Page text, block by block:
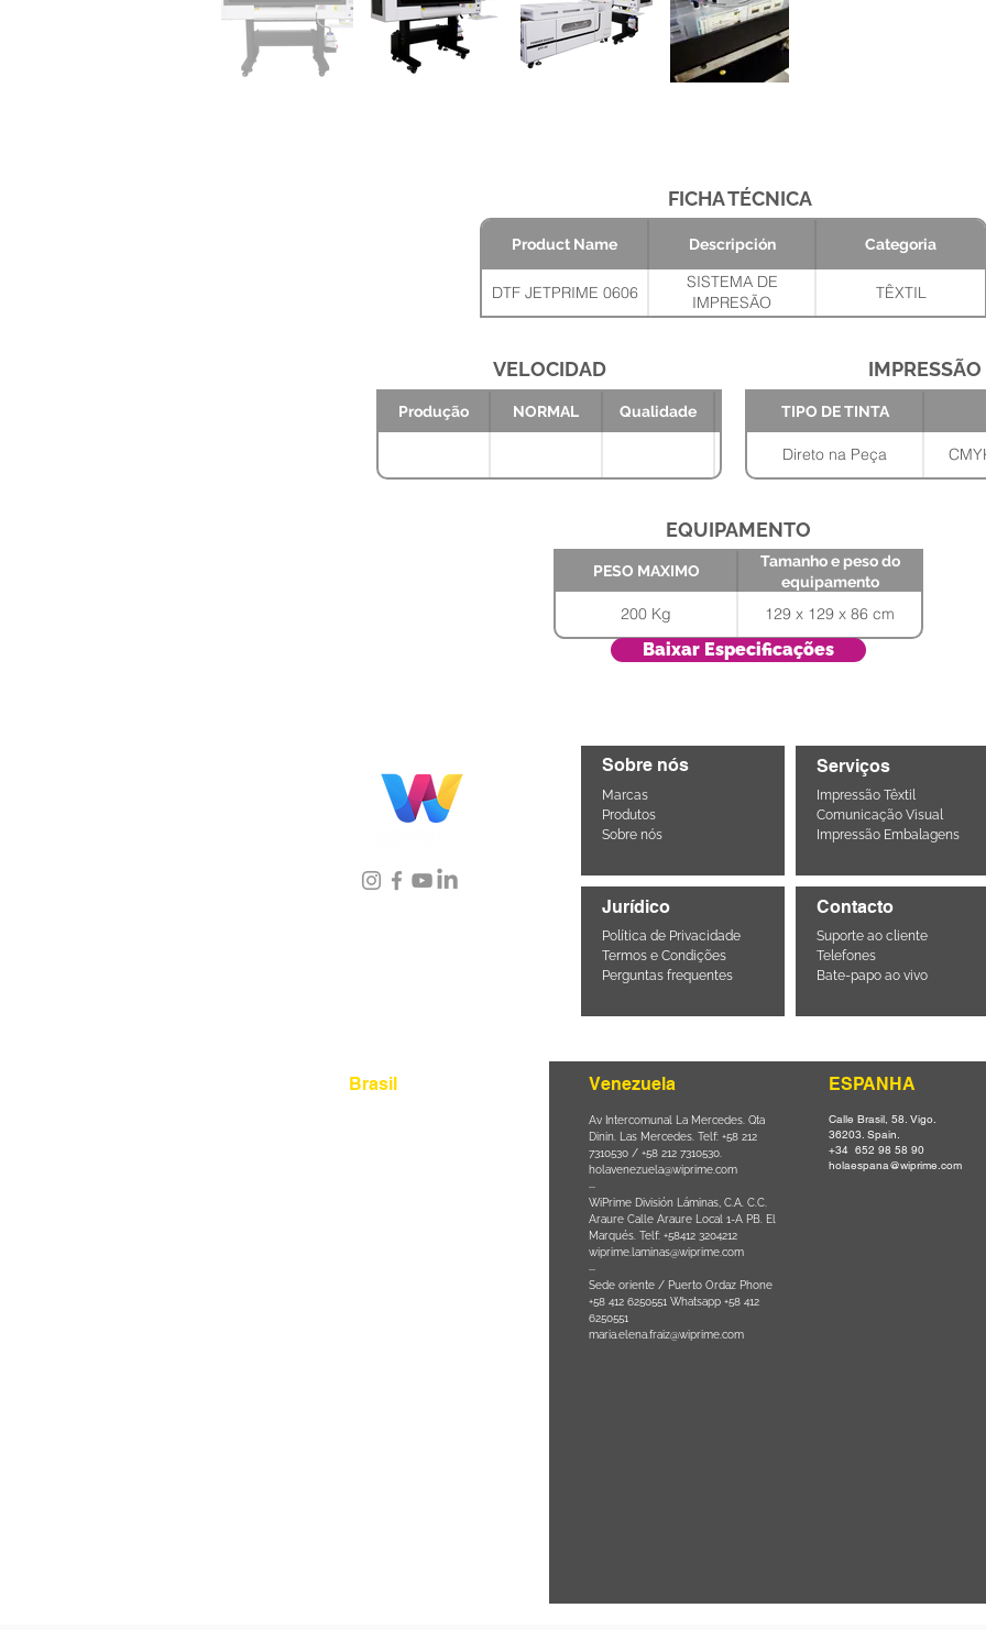
FICHA TÉCNICA
Product Name Descripción Categoria
DTF JETPRIME 0606
SISTEMA DE
IMPRESÃO
DTF(IMPRESSORA)-
TÊXTIL
VELOCIDAD
Produção NORMAL Qualidade
MAXIMO
Tamanho e
peso do
equipamento
200 Kg
129 x 129 x 86
cm
IMPRESSÃO
TIPO DE TINTA
Direto na Peça
EQUIPAMENTO
PESO MAXIMO
Tamanho e peso do
equipamento
200 Kg 129 x 129 x 86 cm
Baixar Especificações
Sobre nós
Marcas
Produtos
Sobre nós
Jurídico
Política de Privacidade
Termos e Condições
Perguntas frequentes
Serviços
Impressão Têxtil
Comunicação Visual
Impressão Embalagens
Contacto
Suporte ao cliente
Telefones
Bate-papo ao vivo
Brasil Venezuela
Av Intercomunal La Mercedes. Qta
Dinin. Las Mercedes. Telf: +58 212
7310530 / +58 212 7310530.
holavenezuela@wiprime.com
⏤
WiPrime División Láminas, C.A. C.C.
Araure Calle Araure Local 1-A PB. El
Marqués. Telf: +58412 3204212
wiprime.laminas@wiprime.com
⏤
Sede oriente / Puerto Ordaz Phone
+58 412 6250551 Whatsapp +58 412
6250551
maria.elena.fraiz@wiprime.com
ESPANHA
Calle Brasil, 58. Vigo.
36203. Spain.
+34 652 98 58 90
holaespana@wiprime.com